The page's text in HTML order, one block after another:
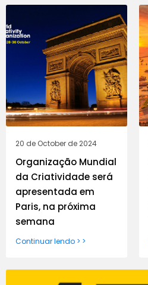
20 de October de 2024
Organização Mundial
da Criatividade será
apresentada em
Paris, na próxima
semana
Continuar lendo > >